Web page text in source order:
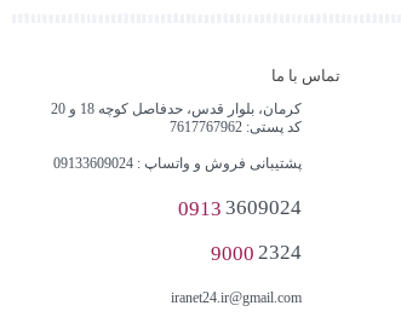
تماس با ما
کرمان، بلوار قدس، حدفاصل کوچه 18 و 20
کد پستی: 7617767962
پشتیبانی فروش و واتساپ : 09133609024
0913 3609024
9000 2324
iranet24.ir@gmail.com